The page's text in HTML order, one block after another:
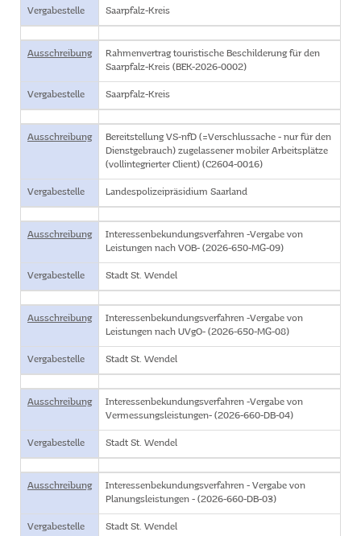
Vergabestelle Saarpfalz-Kreis
Ausschreibung
Rahmenvertrag touristische Beschilderung für den
Saarpfalz-Kreis (BEK-2026-0002)
Vergabestelle Saarpfalz-Kreis
Ausschreibung
Bereitstellung VS-nfD (=Verschlussache - nur für den
Dienstgebrauch) zugelassener mobiler Arbeitsplätze
(vollintegrierter Client) (C2604-0016)
Vergabestelle Landespolizeipräsidium Saarland
Ausschreibung
Interessenbekundungsverfahren -Vergabe von
Leistungen nach VOB- (2026-650-MG-09)
Vergabestelle Stadt St. Wendel
Ausschreibung
Interessenbekundungsverfahren -Vergabe von
Leistungen nach UVgO- (2026-650-MG-08)
Vergabestelle Stadt St. Wendel
Ausschreibung
Interessenbekundungsverfahren -Vergabe von
Vermessungsleistungen- (2026-660-DB-04)
Vergabestelle Stadt St. Wendel
Ausschreibung
Interessenbekundungsverfahren - Vergabe von
Planungsleistungen - (2026-660-DB-03)
Vergabestelle Stadt St. Wendel